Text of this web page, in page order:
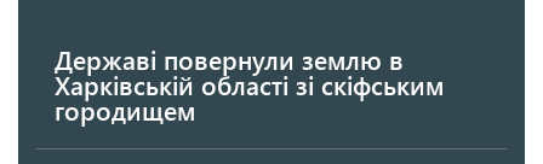
Державі повернули землю в
Харківській області зі скіфським
городищем